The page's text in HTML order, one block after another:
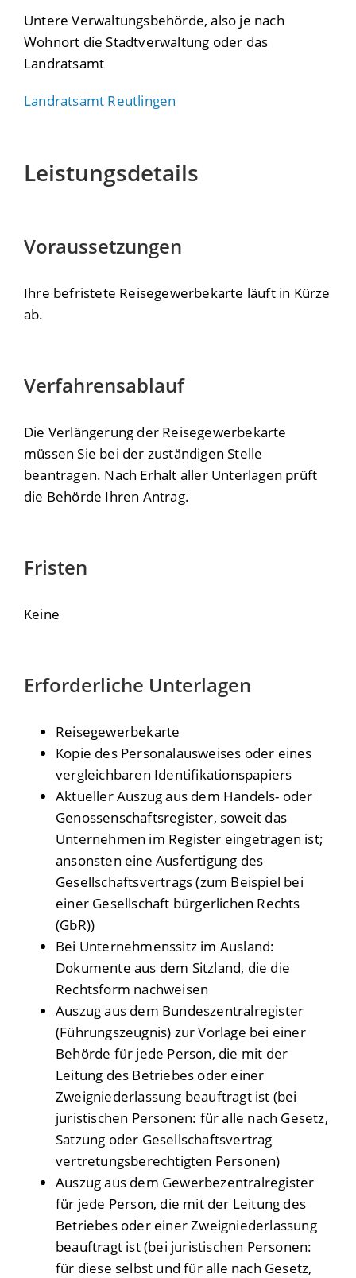
Untere Verwaltungsbehörde, also je nach
Wohnort die Stadtverwaltung oder das
Landratsamt
Landratsamt Reutlingen
Leistungsdetails
Voraussetzungen
Ihre befristete Reisegewerbekarte läuft in Kürze
ab.
Verfahrensablauf
Die Verlängerung der Reisegewerbekarte
müssen Sie bei der zuständigen Stelle
beantragen. Nach Erhalt aller Unterlagen prüft
die Behörde Ihren Antrag.
Fristen
Keine
Erforderliche Unterlagen
Reisegewerbekarte
Kopie des Personalausweises oder eines
vergleichbaren Identifikationspapiers
Aktueller Auszug aus dem Handels- oder
Genossenschaftsregister, soweit das
Unternehmen im Register eingetragen ist;
ansonsten eine Ausfertigung des
Gesellschaftsvertrags (zum Beispiel bei
einer Gesellschaft bürgerlichen Rechts
(GbR))
Bei Unternehmenssitz im Ausland:
Dokumente aus dem Sitzland, die die
Rechtsform nachweisen
Auszug aus dem Bundeszentralregister
(Führungszeugnis) zur Vorlage bei einer
Behörde für jede Person, die mit der
Leitung des Betriebes oder einer
Zweigniederlassung beauftragt ist (bei
juristischen Personen: für alle nach Gesetz,
Satzung oder Gesellschaftsvertrag
vertretungsberechtigten Personen)
Auszug aus dem Gewerbezentralregister
für jede Person, die mit der Leitung des
Betriebes oder einer Zweigniederlassung
beauftragt ist (bei juristischen Personen:
für diese selbst und für alle nach Gesetz,